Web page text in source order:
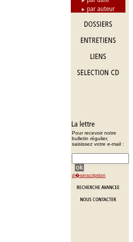
Pour recevoir notre
bulletin régulier,
saisissez votre e-mail :
d�sinscription